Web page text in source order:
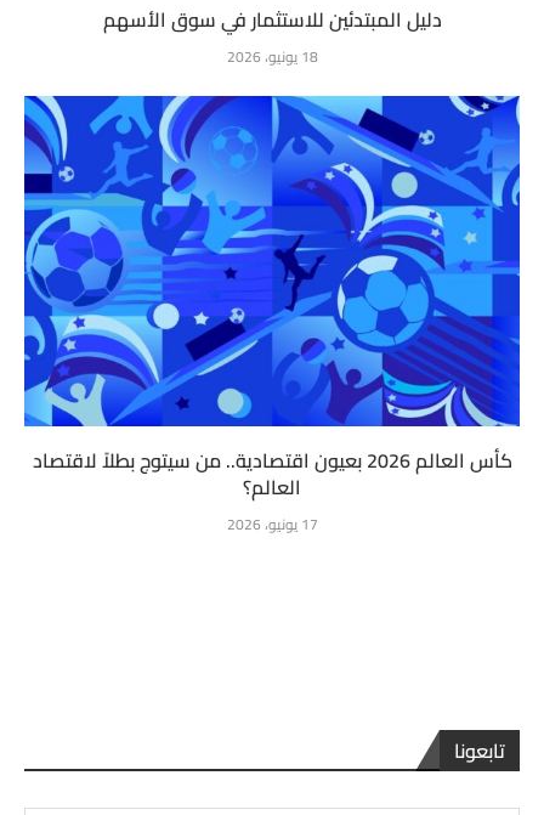
دليل المبتدئين للاستثمار في سوق الأسهم
18 يونيو، 2026
كأس العالم 2026 بعيون اقتصادية.. من سيتوج بطلاً لاقتصاد
العالم؟
17 يونيو، 2026
تابعونا